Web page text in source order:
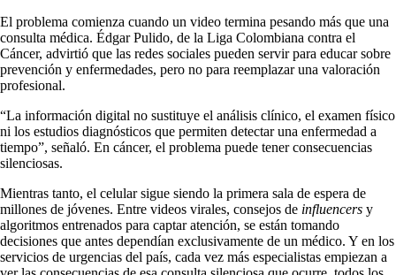
El problema comienza cuando un video termina pesando más que una
consulta médica. Édgar Pulido, de la Liga Colombiana contra el
Cáncer, advirtió que las redes sociales pueden servir para educar sobre
prevención y enfermedades, pero no para reemplazar una valoración
profesional.
“La información digital no sustituye el análisis clínico, el examen físico
ni los estudios diagnósticos que permiten detectar una enfermedad a
tiempo”, señaló. En cáncer, el problema puede tener consecuencias
silenciosas.
Mientras tanto, el celular sigue siendo la primera sala de espera de
millones de jóvenes. Entre videos virales, consejos de influencers y
algoritmos entrenados para captar atención, se están tomando
decisiones que antes dependían exclusivamente de un médico. Y en los
servicios de urgencias del país, cada vez más especialistas empiezan a